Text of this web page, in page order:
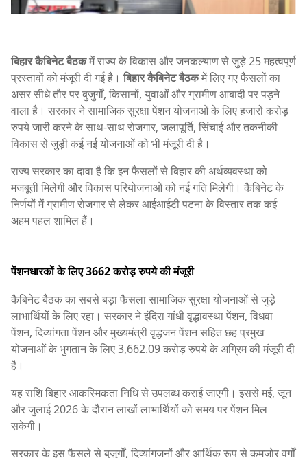
बिहार कैबिनेट बैठकमें राज्य के विकास और जनकल्याण से जुड़े 25 महत्वपूर्ण
प्रस्तावों को मंजूरी दी गई है।बिहार कैबिनेट बैठकमें लिए गए फैसलों का
असर सीधे तौर पर बुजुर्गों, किसानों, युवाओं और ग्रामीण आबादी पर पड़ने
वाला है। सरकार ने सामाजिक सुरक्षा पेंशन योजनाओं के लिए हजारों करोड़
रुपये जारी करने के साथ-साथ रोजगार, जलापूर्ति, सिंचाई और तकनीकी
विकास से जुड़ी कई नई योजनाओं को भी मंजूरी दी है।
राज्य सरकार का दावा है कि इन फैसलों से बिहार की अर्थव्यवस्था को
मजबूती मिलेगी और विकास परियोजनाओं को नई गति मिलेगी। कैबिनेट के
निर्णयों में ग्रामीण रोजगार से लेकर आईआईटी पटना के विस्तार तक कई
अहम पहल शामिल हैं।
पेंशनधारकों के लिए 3662 करोड़ रुपये की मंजूरी
कैबिनेट बैठक का सबसे बड़ा फैसला सामाजिक सुरक्षा योजनाओं से जुड़े
लाभार्थियों के लिए रहा। सरकार ने इंदिरा गांधी वृद्धावस्था पेंशन, विधवा
पेंशन, दिव्यांगता पेंशन और मुख्यमंत्री वृद्धजन पेंशन सहित छह प्रमुख
योजनाओं के भुगतान के लिए 3,662.09 करोड़ रुपये के अग्रिम की मंजूरी दी
है।
यह राशि बिहार आकस्मिकता निधि से उपलब्ध कराई जाएगी। इससे मई, जून
और जुलाई 2026 के दौरान लाखों लाभार्थियों को समय पर पेंशन मिल
सकेगी।
सरकार के इस फैसले से बुजुर्गों, दिव्यांगजनों और आर्थिक रूप से कमजोर वर्गों